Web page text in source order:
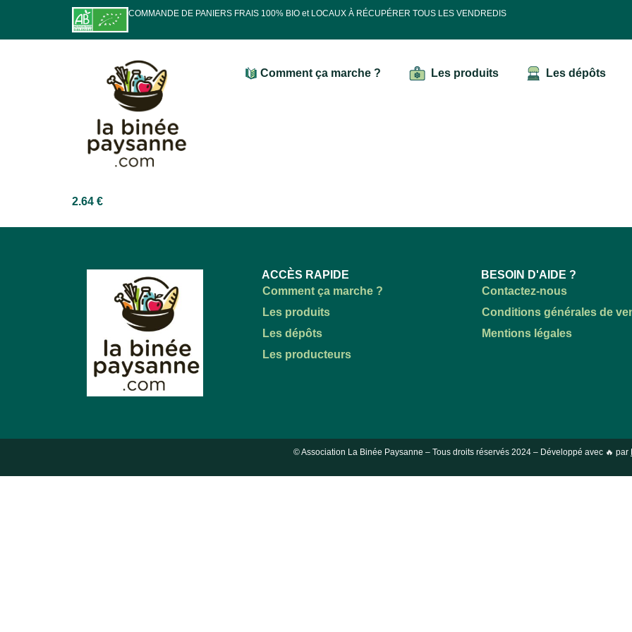
COMMANDE DE PANIERS FRAIS 100% BIO et LOCAUX À RÉCUPÉRER TOUS LES VENDREDIS
Comment ça marche ? Les produits Les dépôts
2.64 €
ACCÈS RAPIDE
Comment ça marche ?
Les produits
Les dépôts
Les producteurs
BESOIN D'AIDE ?
Contactez-nous
Conditions générales de
Mentions légales
© Association La Binée Paysanne – Tous droits réservés 2024 – Développé avec 🔥 par